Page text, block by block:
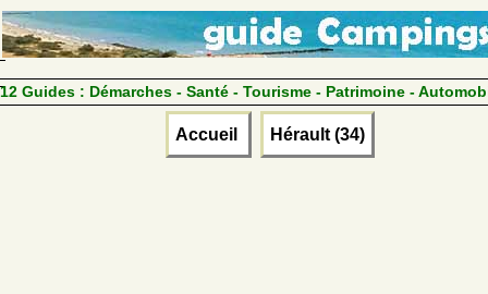
12 Guides : Démarches - Santé - Tourisme - Patrimoine -
Accueil Hérault (34)